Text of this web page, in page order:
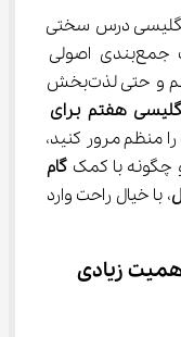
فکر می‌کنند انگلیسی درس سختی
است، اما حقیقت این است که با یک جمع‌بندی اصولی
انگلیسی هفتم می‌تواند ساده، قابل فهم و حتی لذت‌بخش
هفتم برای
را منظم مرور کنید،
گام
، با خیال راحت وارد
اهمیت زیادی